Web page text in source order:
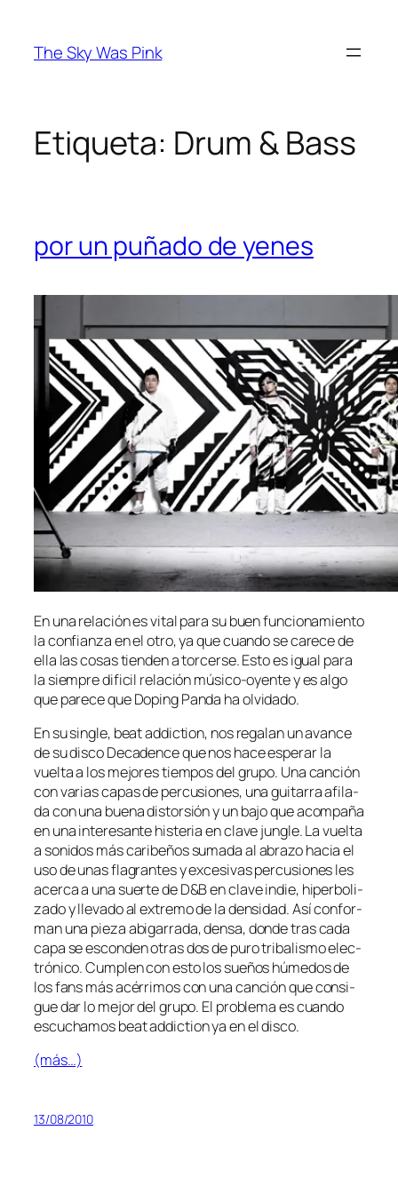
contenido
The Sky Was Pink
Etiqueta: Drum & Bass
por un puñado de yenes
En una re­la­ción es vi­tal pa­ra su buen fun­cio­na­mien­to
la con­fian­za en el otro, ya que cuan­do se ca­re­ce de
ella las co­sas tien­den a tor­cer­se. Esto es igual pa­ra
la siem­pre di­fi­cil re­la­ción músico-oyente y es al­go
que pa­re­ce que Doping Panda ha olvidado.
En su sin­gle, beat ad­dic­tion, nos re­ga­lan un avan­ce
de su dis­co Decadence que nos ha­ce es­pe­rar la
vuel­ta a los me­jo­res tiem­pos del gru­po. Una can­ción
con va­rias ca­pas de per­cu­sio­nes, una gui­ta­rra afi­la­
da con una bue­na dis­tor­sión y un ba­jo que acom­pa­ña
en una in­tere­san­te his­te­ria en cla­ve jun­gle. La vuel­ta
a so­ni­dos más ca­ri­be­ños su­ma­da al abra­zo ha­cia el
uso de unas fla­gran­tes y ex­ce­si­vas per­cu­sio­nes les
acer­ca a una suer­te de D&B en cla­ve in­die, hi­per­bo­li­
za­do y lle­va­do al ex­tre­mo de la den­si­dad. Así con­for­
man una pie­za abi­ga­rra­da, den­sa, don­de tras ca­da
ca­pa se es­con­den otras dos de pu­ro tri­ba­lis­mo elec­
tró­ni­co. Cumplen con es­to los sue­ños hú­me­dos de
los fans más acé­rri­mos con una can­ción que con­si­
gue dar lo me­jor del gru­po. El pro­ble­ma es cuan­do
es­cu­cha­mos beat ad­dic­tion ya en el disco.
(más…)
13/08/2010